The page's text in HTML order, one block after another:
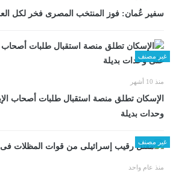
سفير عُمان: فوز المنتخب المصرى فخر لكل
غير مصنف
منذ 10 أشهر
الإسكان تطلق منصة استقبال طلبات أصحاب
وحدات بديلة
غير مصنف
منذ عام واحد